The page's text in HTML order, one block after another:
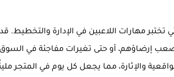
مهارات اللاعبين في الإدارة والتخطيط. قد
إرضاؤهم، أو حتى تغيرات مفاجئة في السوق
والإثارة، مما يجعل كل يوم في المتجر